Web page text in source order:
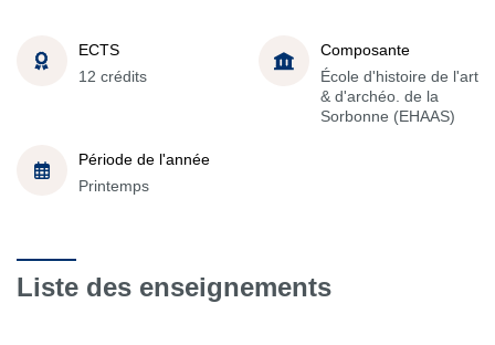
ECTS
12 crédits
Composante
École d'histoire de l'art
& d'archéo. de la
Sorbonne (EHAAS)
Période de l'année
Printemps
Liste des enseignements